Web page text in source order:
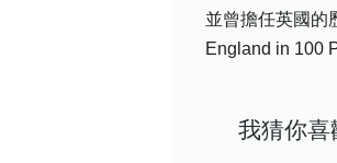
並曾擔任英國的
England in 100
我猜你喜